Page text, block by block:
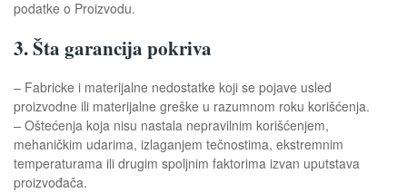
podatke o Proizvodu.
3. Šta garancija pokriva
– Fabricke i materijalne nedostatke koji se pojave usled
proizvodne ili materijalne greške u razumnom roku korišćenja.
– Oštećenja koja nisu nastala nepravilnim korišćenjem,
mehaničkim udarima, izlaganjem tečnostima, ekstremnim
temperaturama ili drugim spoljnim faktorima izvan uputstava
proizvođača.